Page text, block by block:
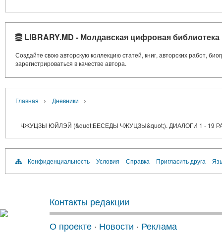
LIBRARY.MD - Молдавская цифровая библиотека
Создайте свою авторскую коллекцию статей, книг, авторских работ,
зарегистрироваться в качестве автора.
Главная › Дневники ›
ЧЖУЦЗЫ ЮЙЛЭЙ (&quot;БЕСЕДЫ ЧЖУЦЗЫ&quot;). ДИАЛОГИ 1 - 19
Конфиденциальность Условия Справка Пригласить друга
Контакты редакции
О проекте · Новости · Реклама